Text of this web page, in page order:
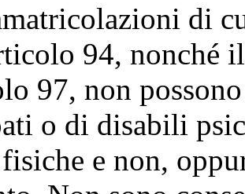
di
94, nonché
97, non
o di disabili
fisiche e non,